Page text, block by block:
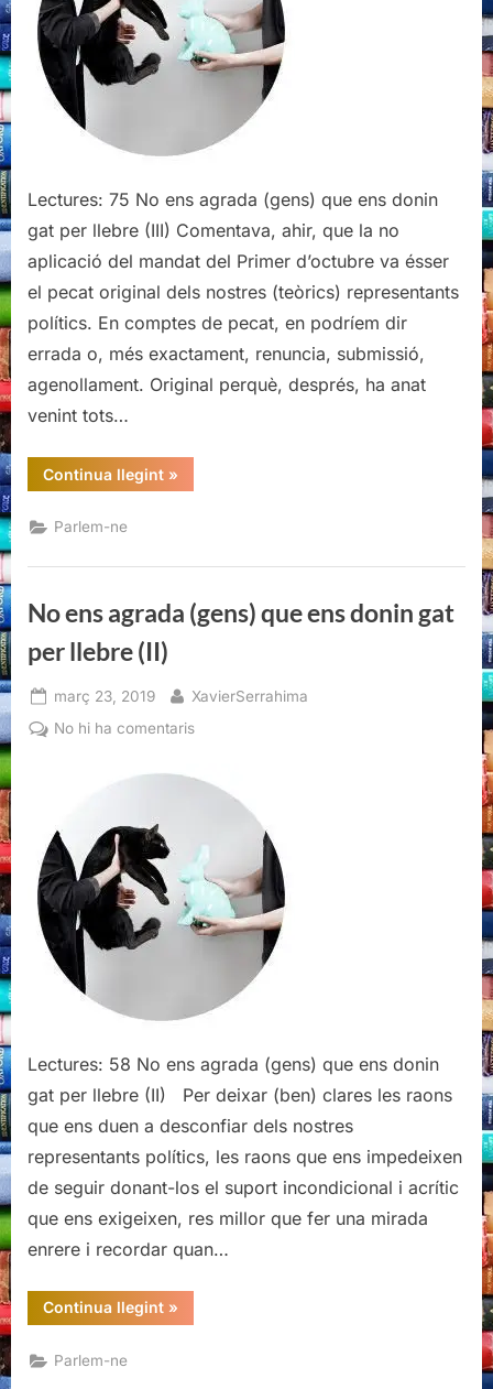
ens
donin
gat
(III)
Lectures: 75 No ens agrada (gens) que ens donin
gat per llebre (III) Comentava, ahir, que la no
aplicació del mandat del Primer d’octubre va ésser
el pecat original dels nostres (teòrics) representants
polítics. En comptes de pecat, en podríem dir
errada o, més exactament, renuncia, submissió,
agenollament. Original perquè, després, ha anat
venint tots…
Continua llegint“No
ens
donin
llebre
(III)”
»
Parlem-ne
No ens agrada (gens) que ens donin gat
per llebre (II)
Posted
on
març 23, 2019 By
XavierSerrahima
No hi ha comentarisa
ens
agrada
que
ens
donin
gat
(II)
Lectures: 58 No ens agrada (gens) que ens donin
gat per llebre (II) Per deixar (ben) clares les raons
que ens duen a desconfiar dels nostres
representants polítics, les raons que ens impedeixen
de seguir donant-los el suport incondicional i acrític
que ens exigeixen, res millor que fer una mirada
enrere i recordar quan…
Continua llegint“No
ens
»
Parlem-ne